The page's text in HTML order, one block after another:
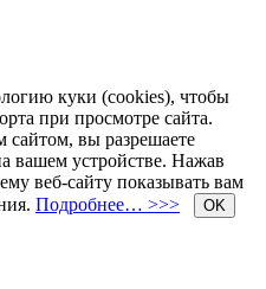
куки (cookies), чтобы
при просмотре сайта.
сайтом, вы разрешаете
вашем устройстве. Нажав
веб-сайту показывать вам
Подробнее… >>> OK